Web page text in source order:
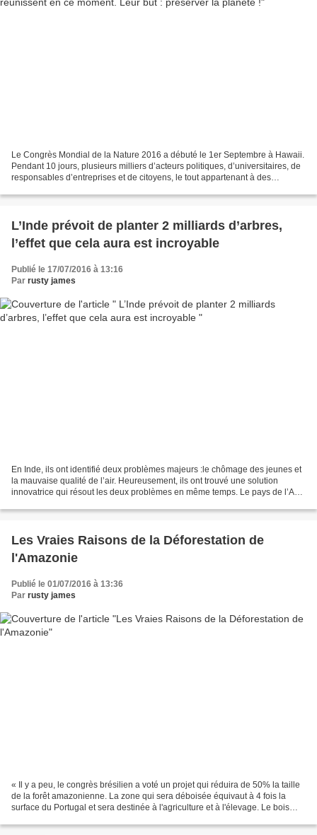
Le Congrès Mondial de la Nature 2016 a débuté le 1er Septembre à Hawaii.
Pendant 10 jours, plusieurs milliers d’acteurs politiques, d’universitaires, de
responsables d’entreprises et de citoyens, le tout appartenant à des
L’Inde prévoit de planter 2 milliards d’arbres,
l’effet que cela aura est incroyable
Publié le 17/07/2016 à 13:16
Par rusty james
En Inde, ils ont identifié deux problèmes majeurs :le chômage des jeunes et
la mauvaise qualité de l’air. Heureusement, ils ont trouvé une solution
innovatrice qui résout les deux problèmes en même temps. Le pays de l’Asie
Les Vraies Raisons de la Déforestation de
l'Amazonie
Publié le 01/07/2016 à 13:36
Par rusty james
« Il y a peu, le congrès brésilien a voté un projet qui réduira de 50% la taille
de la forêt amazonienne. La zone qui sera déboisée équivaut à 4 fois la
surface du Portugal et sera destinée à l'agriculture et à l'élevage. Le bois